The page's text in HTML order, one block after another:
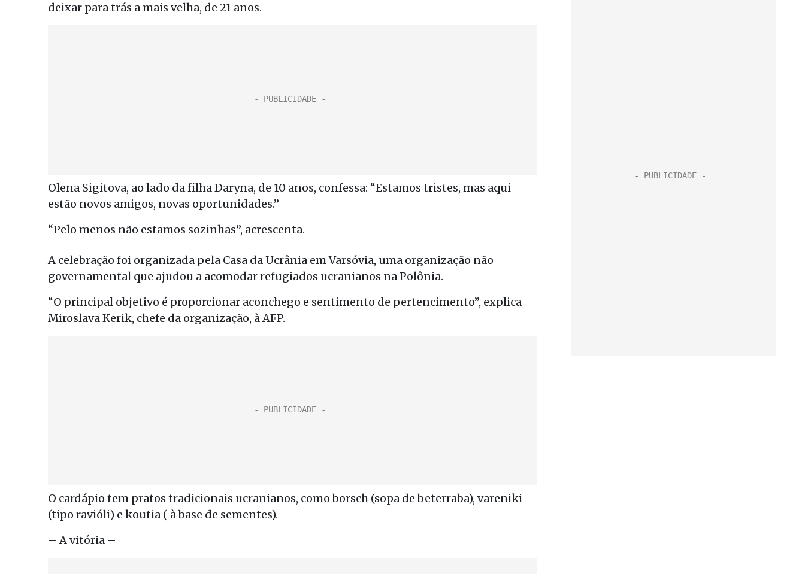
deixar para trás a mais velha, de 21 anos.
Olena Sigitova, ao lado da filha Daryna, de 10 anos, confessa: “Estamos tristes, mas aqui
estão novos amigos, novas oportunidades.”
“Pelo menos não estamos sozinhas”, acrescenta.
A celebração foi organizada pela Casa da Ucrânia em Varsóvia, uma organização não
governamental que ajudou a acomodar refugiados ucranianos na Polônia.
“O principal objetivo é proporcionar aconchego e sentimento de pertencimento”, explica
Miroslava Kerik, chefe da organização, à AFP.
O cardápio tem pratos tradicionais ucranianos, como borsch (sopa de beterraba), vareniki
(tipo ravióli) e koutia ( à base de sementes).
– A vitória –